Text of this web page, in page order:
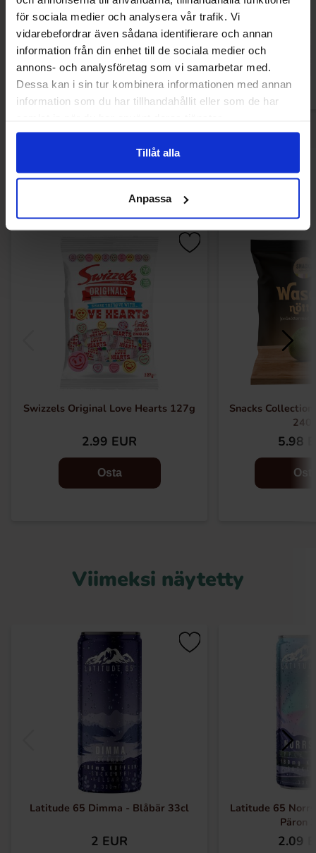
för sociala medier och analysera vår trafik. Vi
vidarebefordrar även sådana identifierare och annan
information från din enhet till de sociala medier och
annons- och analysföretag som vi samarbetar med.
Dessa kan i sin tur kombinera informationen med annan
information som du har tillhandahållit eller som de har
Tillåt alla
Anpassa
2.29 EUR
Muutkin ostivat
Swizzels Original Love Hearts 127g
2.99 EUR
Osta
Snacks
5.98
Viimeksi näytetty
Latitude 65 Dimma - Blåbär 33cl
2 EUR
Latitude 65
Päron
2.09